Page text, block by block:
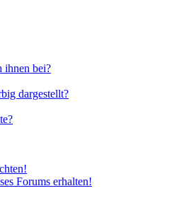
ihnen bei?
dargestellt?
Forums erhalten!